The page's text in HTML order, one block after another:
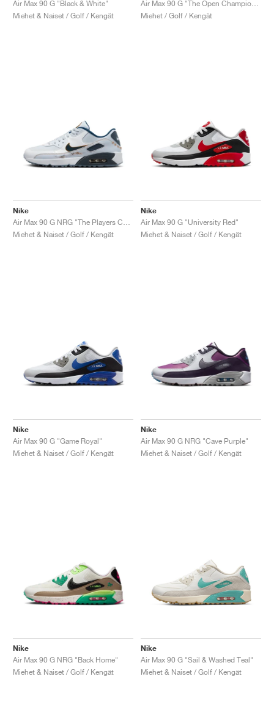
Air Max 90 G "Black & White"
Miehet & Naiset / Golf / Kengät
Miehet / Golf / Kengät
Nike
Miehet & Naiset / Golf / Kengät
Nike
Air Max 90 G "University Red"
Miehet & Naiset / Golf / Kengät
Nike
Air Max 90 G "Game Royal"
Miehet & Naiset / Golf / Kengät
Nike
Air Max 90 G NRG "Cave Purple"
Miehet & Naiset / Golf / Kengät
Nike
Air Max 90 G NRG "Back Home"
Miehet & Naiset / Golf / Kengät
Nike
Air Max 90 G "Sail & Washed Teal"
Miehet & Naiset / Golf / Kengät